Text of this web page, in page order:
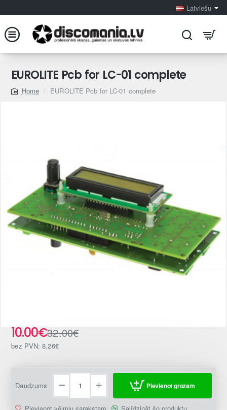
Latviešu
EUROLITE Pcb for LC-01 complete
home
EUROLITE Pcb for LC-01 complete
-69%
10.00€32.00€
bez PVN: 8.26€
Daudzums Pievienot grozam